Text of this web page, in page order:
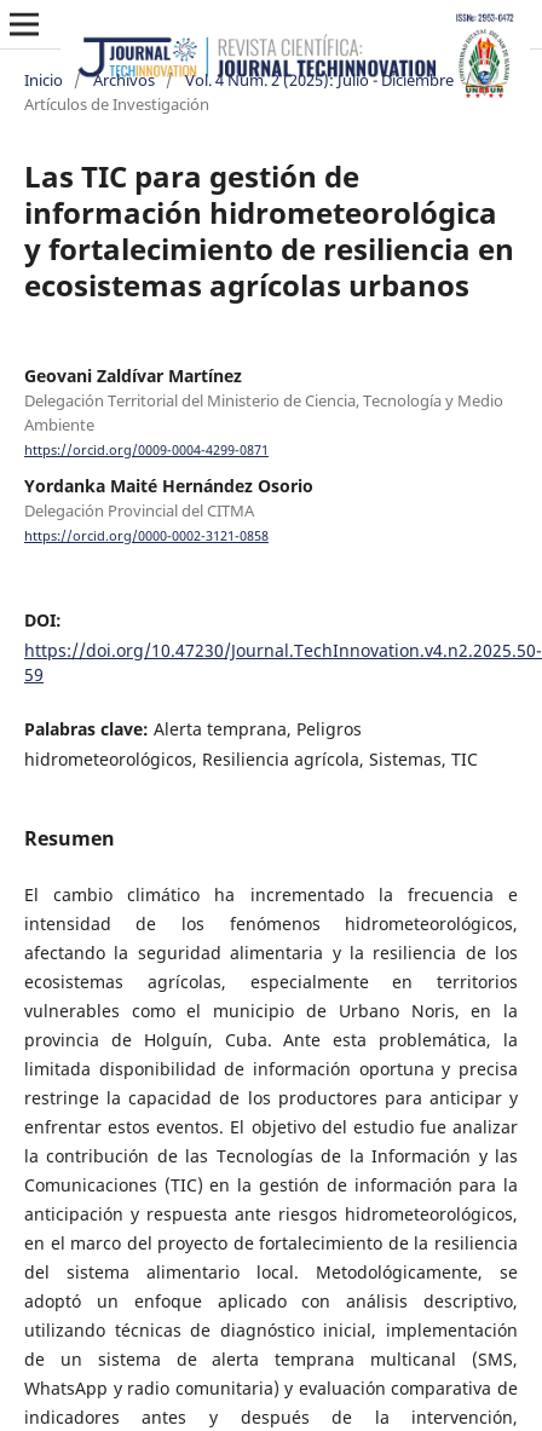
Inicio / Archivos / Vol. 4 Núm. 2 (2025): Julio - Diciembre /
Artículos de Investigación
Las TIC para gestión de
información hidrometeorológica
y fortalecimiento de resiliencia en
ecosistemas agrícolas urbanos
Geovani Zaldívar Martínez
Delegación Territorial del Ministerio de Ciencia, Tecnología y Medio
Ambiente
https://orcid.org/0009-0004-4299-0871
Yordanka Maité Hernández Osorio
Delegación Provincial del CITMA
https://orcid.org/0000-0002-3121-0858
DOI:
https://doi.org/10.47230/Journal.TechInnovation.v4.n2.2025.50-
59
Palabras clave: Alerta temprana, Peligros
hidrometeorológicos, Resiliencia agrícola, Sistemas, TIC
Resumen
El cambio climático ha incrementado la frecuencia e
intensidad de los fenómenos hidrometeorológicos,
afectando la seguridad alimentaria y la resiliencia de los
ecosistemas agrícolas, especialmente en territorios
vulnerables como el municipio de Urbano Noris, en la
provincia de Holguín, Cuba. Ante esta problemática, la
limitada disponibilidad de información oportuna y precisa
restringe la capacidad de los productores para anticipar y
enfrentar estos eventos. El objetivo del estudio fue analizar
la contribución de las Tecnologías de la Información y las
Comunicaciones (TIC) en la gestión de información para la
anticipación y respuesta ante riesgos hidrometeorológicos,
en el marco del proyecto de fortalecimiento de la resiliencia
del sistema alimentario local. Metodológicamente, se
adoptó un enfoque aplicado con análisis descriptivo,
utilizando técnicas de diagnóstico inicial, implementación
de un sistema de alerta temprana multicanal (SMS,
WhatsApp y radio comunitaria) y evaluación comparativa de
indicadores antes y después de la intervención,